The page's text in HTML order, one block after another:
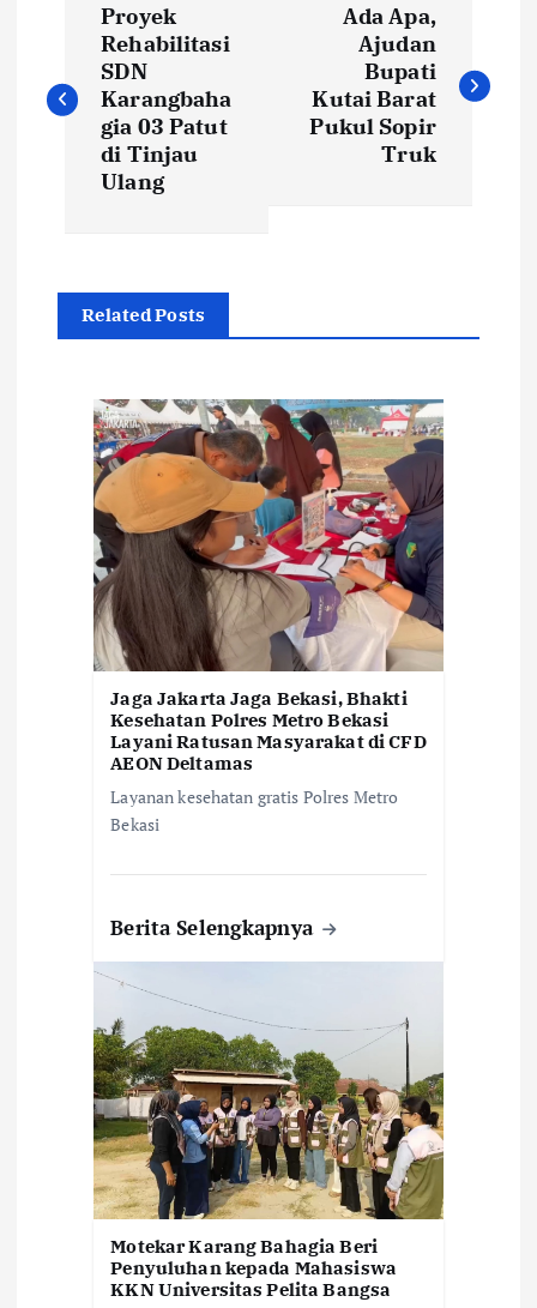
v
a
s
Proyek
Rehabilitasi
SDN
Karangbaha
gia 03 Patut
di Tinjau
Ulang
Ada Apa,
Ajudan
Bupati
Kutai Barat
Pukul Sopir
Truk
Related Posts
Jaga Jakarta Jaga Bekasi, Bhakti
Kesehatan Polres Metro Bekasi
Layani Ratusan Masyarakat di CFD
AEON Deltamas
Layanan kesehatan gratis Polres Metro
Bekasi
Berita Selengkapnya
Motekar Karang Bahagia Beri
Penyuluhan kepada Mahasiswa
KKN Universitas Pelita Bangsa